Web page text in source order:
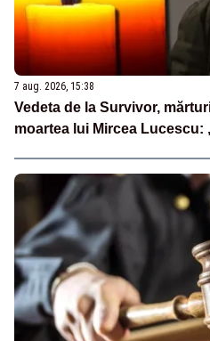
7 aug. 2026, 15:38
Vedeta de la Survivor,
moartea lui Mircea Lucescu: